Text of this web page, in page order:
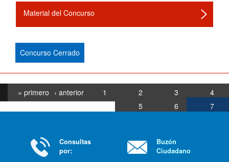
Material del Concurso
Concurso Cerrado
« primero ‹ anterior 1 2 3
4
5
6 7
Consultas
por:
Buzón
Ciudadano